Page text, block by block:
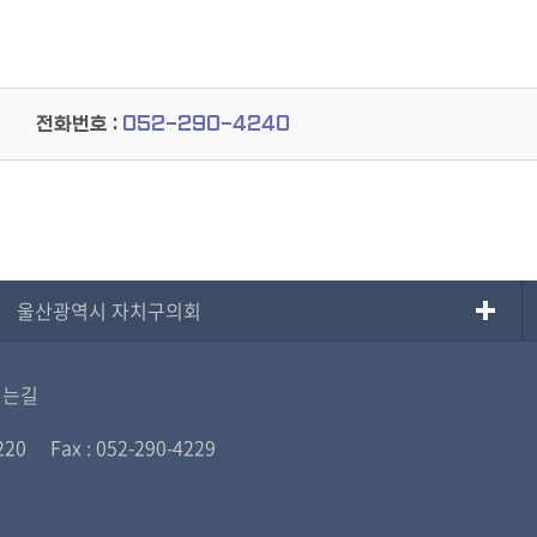
전화번호 : 052-290-4240
울산광역시 자치구의회
길
Fax : 052-290-4229